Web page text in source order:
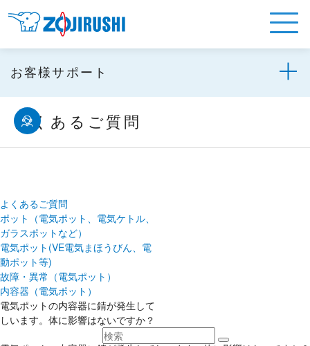
お客様サポート
よくあるご質問
よくあるご質問
ポット（電気ポット、電気ケトル、
ガラスポットなど）
電気ポット(VE電気まほうびん、電
動ポット等)
故障・異常（電気ポット）
内容器（電気ポット）
電気ポットの内容器に錆が発生して
しいます。体に影響はないですか？